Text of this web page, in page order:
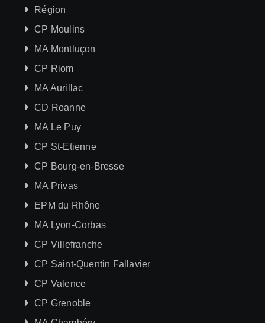
Région
CP Moulins
MA Montluçon
CP Riom
MA Aurillac
CD Roanne
MA Le Puy
CP St-Etienne
CP Bourg-en-Bresse
MA Privas
EPM du Rhône
MA Lyon-Corbas
CP Villefranche
CP Saint-Quentin Fallavier
CP Valence
CP Grenoble